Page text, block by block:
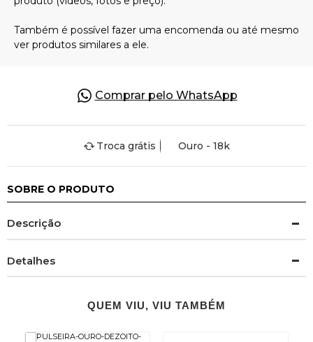
Comprar pelo WhatsApp
Troca grátis Ouro - 18k
SOBRE O PRODUTO
Descrição
Detalhes
QUEM VIU, VIU TAMBÉM
Piercing
Pedras Preciosas
Presente